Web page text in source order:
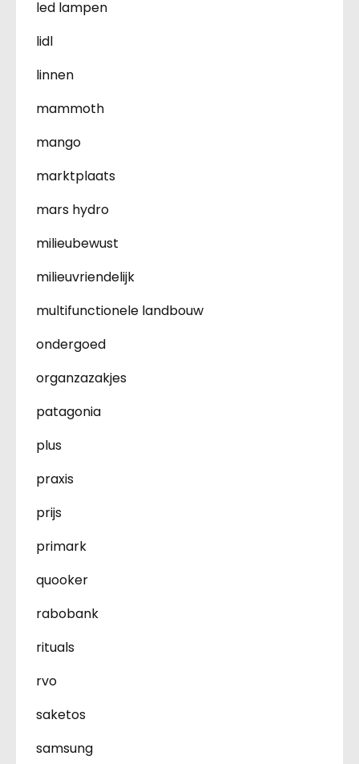
led lampen
lidl
linnen
mammoth
mango
marktplaats
mars hydro
milieubewust
milieuvriendelijk
multifunctionele landbouw
ondergoed
organzazakjes
patagonia
plus
praxis
prijs
primark
quooker
rabobank
rituals
rvo
saketos
samsung